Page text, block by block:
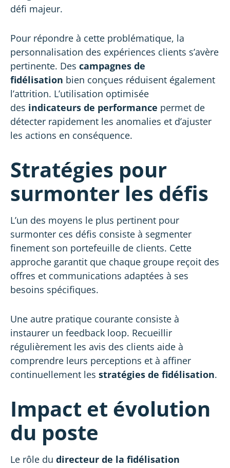
défi majeur.
Pour répondre à cette problématique, la
personnalisation des expériences clients s’avère
pertinente. Des campagnes de
fidélisation bien conçues réduisent également
l’attrition. L’utilisation optimisée
des indicateurs de performance permet de
détecter rapidement les anomalies et d’ajuster
les actions en conséquence.
Stratégies pour
surmonter les défis
L’un des moyens le plus pertinent pour
surmonter ces défis consiste à segmenter
finement son portefeuille de clients. Cette
approche garantit que chaque groupe reçoit des
offres et communications adaptées à ses
besoins spécifiques.
Une autre pratique courante consiste à
instaurer un feedback loop. Recueillir
régulièrement les avis des clients aide à
comprendre leurs perceptions et à affiner
continuellement les stratégies de fidélisation.
Impact et évolution
du poste
Le rôle du directeur de la fidélisation